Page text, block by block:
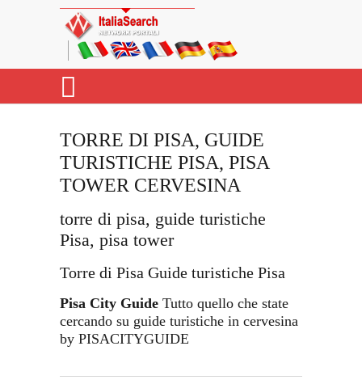
TORRE DI PISA, GUIDE
TURISTICHE PISA, PISA
TOWER CERVESINA
torre di pisa, guide turistiche
Pisa, pisa tower
Torre di Pisa Guide turistiche Pisa
Pisa City Guide Tutto quello che state
cercando su guide turistiche in cervesina
by PISACITYGUIDE